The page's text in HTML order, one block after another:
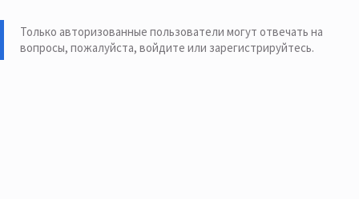
Только авторизованные пользователи могут отвечать на
вопросы, пожалуйста, войдите или зарегистрируйтесь.